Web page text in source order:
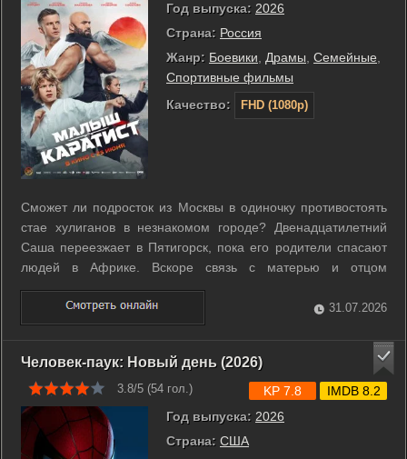
Год выпуска: 2026
Страна: Россия
Жанр: Боевики Драмы Семейные
Спортивные фильмы
Качество:
FHD (1080p)
Сможет ли подросток из Москвы в одиночку противостоять
стае хулиганов в незнакомом городе? Двенадцатилетний
Саша переезжает в Пятигорск, пока его родители спасают
людей в Африке. Вскоре связь с матерью и отцом
обрывается, и мальчик остается совершенно один среди
враждебных сверстников. Местный лидер Марат открыто
издевается над новичком, превращая ...
31.07.2026
Человек-паук: Новый день (2026)
3.8/5 (54 гол.)
Год выпуска: 2026
Страна: США
KP 7.8 IMDB 8.2